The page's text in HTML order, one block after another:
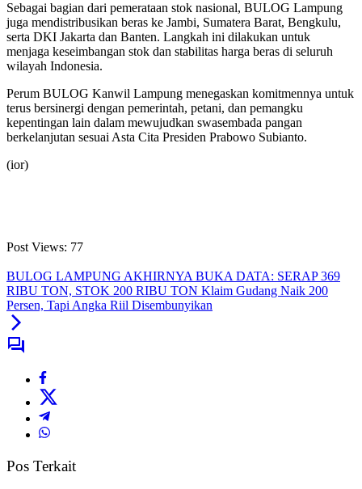
‎Sebagai bagian dari pemerataan stok nasional, BULOG Lampung
juga mendistribusikan beras ke Jambi, Sumatera Barat, Bengkulu,
serta DKI Jakarta dan Banten. Langkah ini dilakukan untuk
menjaga keseimbangan stok dan stabilitas harga beras di seluruh
wilayah Indonesia.
‎Perum BULOG Kanwil Lampung menegaskan komitmennya untuk
terus bersinergi dengan pemerintah, petani, dan pemangku
kepentingan lain dalam mewujudkan swasembada pangan
berkelanjutan sesuai Asta Cita Presiden Prabowo Subianto.
(ior)
Post Views: 77
‎BULOG LAMPUNG AKHIRNYA BUKA DATA: SERAP 369
RIBU TON, STOK 200 RIBU TON ‎Klaim Gudang Naik 200
Persen, Tapi Angka Riil Disembunyikan
Pos Terkait